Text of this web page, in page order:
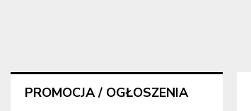
PROMOCJA / OGŁOSZENIA